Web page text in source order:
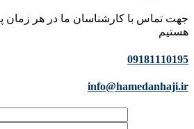
جهت تماس با کارشناسان ما در هر زمان
هستیم
09181110195
info@hamedanhaji.ir